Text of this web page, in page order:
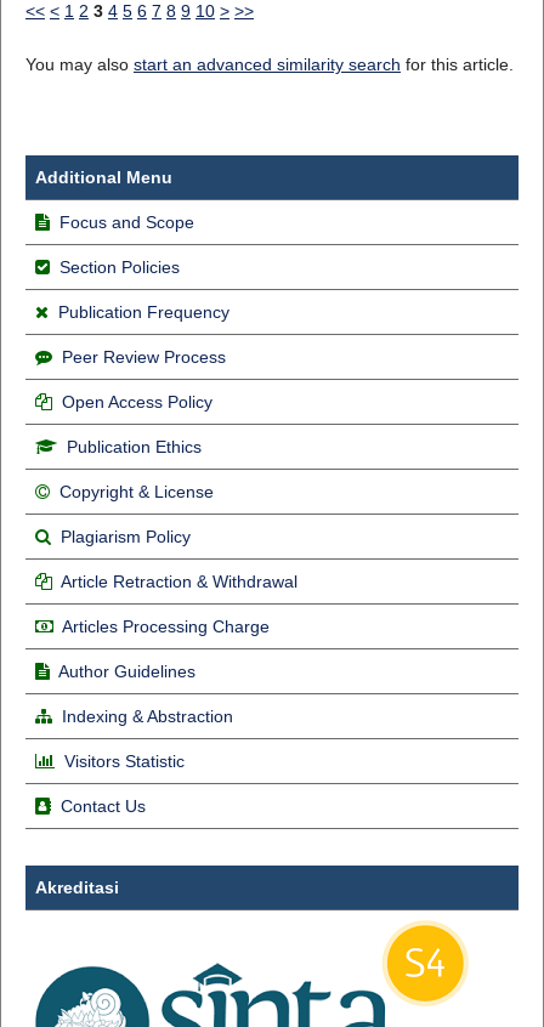
<< < 1 2 3 4 5 6 7 8 9 10 > >>
You may also start an advanced similarity search for this article.
Additional Menu
Focus and Scope
Section Policies
Publication Frequency
Peer Review Process
Open Access Policy
Publication Ethics
Copyright & License
Plagiarism Policy
Article Retraction & Withdrawal
Articles Processing Charge
Author Guidelines
Indexing & Abstraction
Visitors Statistic
Contact Us
Akreditasi